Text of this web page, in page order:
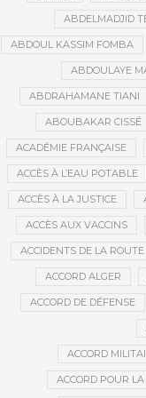
ABDELMADJID
ABDOUL KASSIM FOMBA
ABDOULAYE
ABDRAHAMANE TIANI
ABOUBAKAR CISSÉ
ACADÉMIE FRANÇAISE
ACCÈS À L’EAU POTABLE
ACCÈS À LA JUSTICE
ACCÈS AUX VACCINS
ACCIDENTS DE LA ROUTE
ACCORD ALGER
ACCORD DE DÉFENSE
ACCORD
ACCORD POUR